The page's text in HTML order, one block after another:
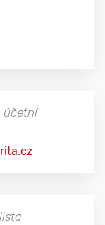
účetní